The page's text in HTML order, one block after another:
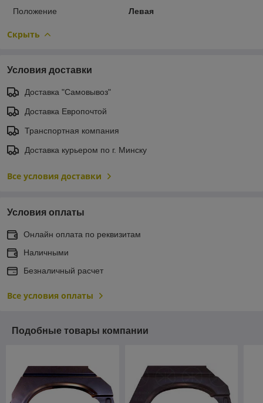
Положение
Левая
Скрыть
Условия доставки
Доставка "Самовывоз"
Доставка Европочтой
Транспортная компания
Доставка курьером по г. Минску
Все условия доставки
Условия оплаты
Онлайн оплата по реквизитам
Наличными
Безналичный расчет
Все условия оплаты
Подобные товары компании